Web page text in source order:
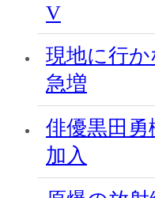
V
現地に行
急増
俳優黒田
加入